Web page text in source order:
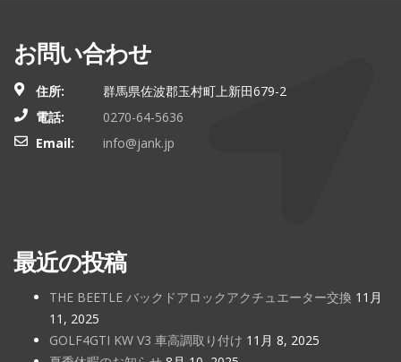
お問い合わせ
住所:
群馬県佐波郡玉村町上新田679-2
電話:
0270-64-5636
Email:
info@jank.jp
最近の投稿
THE BEETLE バックドアロックアクチュエーター交換 11月
11, 2025
GOLF4GTI KW V3 車高調取り付け 11月 8, 2025